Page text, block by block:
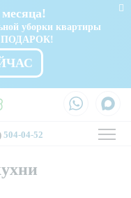
уборки квартиры
ПОДАРОК!
504-04-52